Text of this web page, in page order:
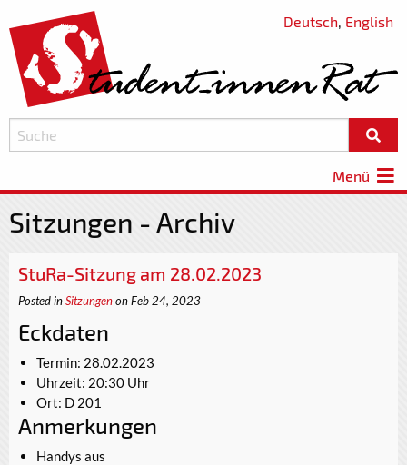
Deutsch, English
Menü
Sitzungen - Archiv
StuRa-Sitzung am 28.02.2023
Posted inSitzungenon Feb 24, 2023
Eckdaten
Termin: 28.02.2023
Uhrzeit: 20:30 Uhr
Ort: D 201
Anmerkungen
Handys aus